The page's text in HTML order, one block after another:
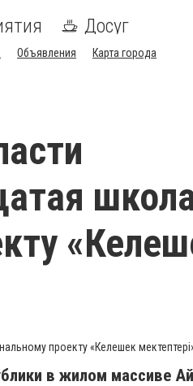
Досуг
Объявления Карта города
проекту «Келешек
в жилом массиве